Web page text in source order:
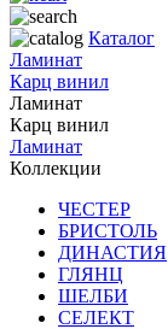
Каталог
Ламинат
Карц винил
Ламинат
Карц винил
Ламинат
Коллекции
ЧЕСТЕР
БРИСТОЛЬ
ДИНАСТИЯ
ГЛЯНЦ
ШЕЛБИ
СЕЛЕКТ